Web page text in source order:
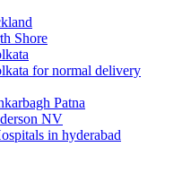
Shore
for normal delivery
Patna
NV
in hyderabad